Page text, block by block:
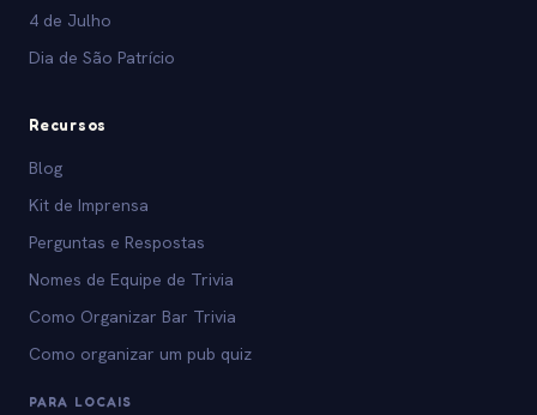
4 de Julho
Dia de São Patrício
Recursos
Blog
Kit de Imprensa
Perguntas e Respostas
Nomes de Equipe de Trivia
Como Organizar Bar Trivia
Como organizar um pub quiz
PARA LOCAIS